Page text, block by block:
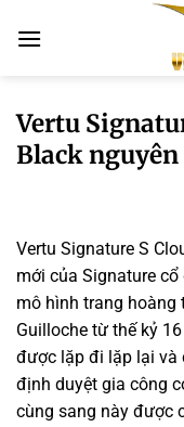
qua
Vertu
Black nguyên
Vertu Signature S
mới của Signature
mô hình trang hoàng
Guilloche từ thế kỷ
được lặp đi lặp lại và
định duyệt gia công
cùng sang này được